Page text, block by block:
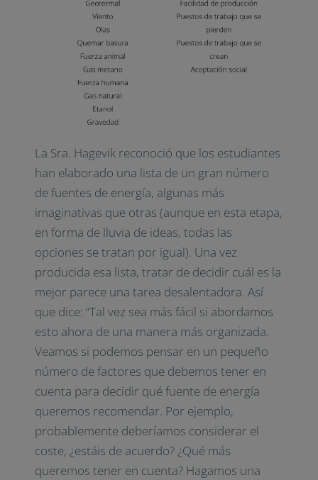
La Sra. Hagevik reconoció que los estudiantes
han elaborado una lista de un gran número
de fuentes de energía, algunas más
imaginativas que otras (aunque en esta etapa,
en forma de lluvia de ideas, todas las
opciones se tratan por igual). Una vez
producida esa lista, tratar de decidir cuál es la
mejor parece una tarea desalentadora. Así
que dice: “Tal vez sea más fácil si abordamos
esto ahora de una manera más organizada.
Veamos si podemos pensar en un pequeño
número de factores que debemos tener en
cuenta para decidir qué fuente de energía
queremos recomendar. Por ejemplo,
probablemente deberíamos considerar el
coste, ¿estáis de acuerdo? ¿Qué más
queremos tener en cuenta? Hagamos una